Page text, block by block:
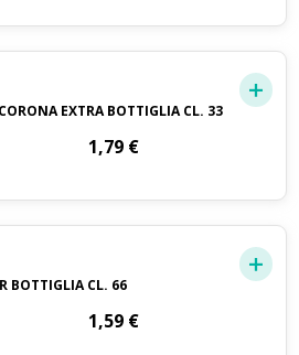
BIRRA CORONA EXTRA BOTTIGLIA CL. 33
1,79 €
BOTTIGLIA CL. 66
1,59 €